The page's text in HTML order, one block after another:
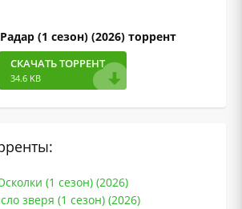
(1 сезон) (2026) торрент
СКАЧАТЬ ТОРРЕНТ
34.6 KB
(1 сезон) (2026)
зверя (1 сезон) (2026)